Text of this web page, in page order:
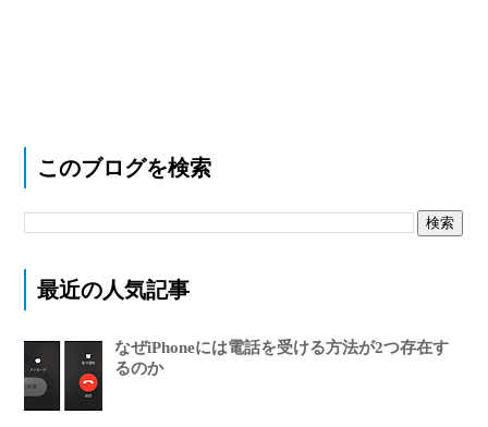
このブログを検索
最近の人気記事
なぜiPhoneには電話を受ける方法が2つ存在す
るのか